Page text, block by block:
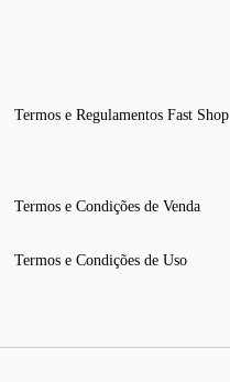
Termos e Regulamentos Fast Shop
Termos e Condições de Venda
Termos e Condições de Uso